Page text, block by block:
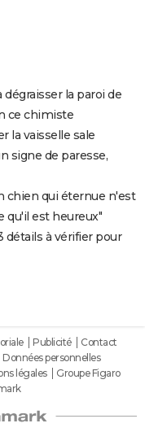
dégraisser la paroi de
ce chimiste
la vaisselle sale
signe de paresse,
chien qui éternue n'est
qu'il est heureux"
détails à vérifier pour
Publicité
Contact
Données personnelles
légales
Groupe Figaro